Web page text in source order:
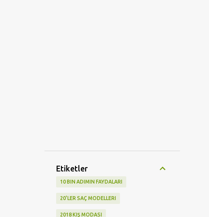
Etiketler
10 BIN ADIMIN FAYDALARI
20'LER SAÇ MODELLERI
2018 KIŞ MODASI